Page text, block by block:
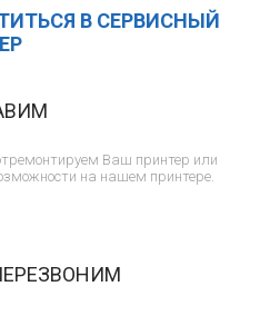
В СЕРВИСНЫЙ
Ваш принтер или
на нашем принтере.